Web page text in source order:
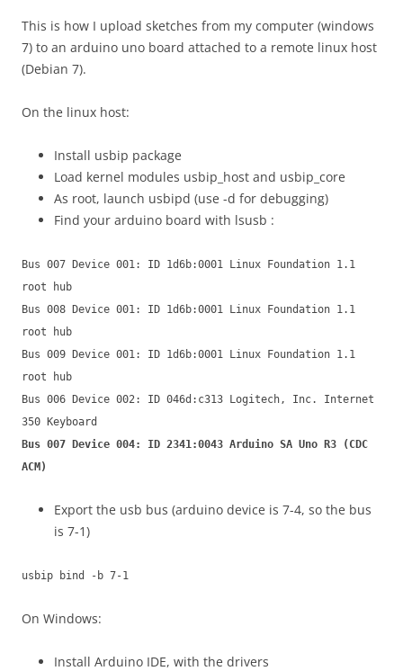
This is how I upload sketches from my computer (windows
7) to an arduino uno board attached to a remote linux host
(Debian 7).
On the linux host:
Install usbip package
Load kernel modules usbip_host and usbip_core
As root, launch usbipd (use -d for debugging)
Find your arduino board with lsusb :
Bus 007 Device 001: ID 1d6b:0001 Linux Foundation 1.1
root hub
Bus 008 Device 001: ID 1d6b:0001 Linux Foundation 1.1
root hub
Bus 009 Device 001: ID 1d6b:0001 Linux Foundation 1.1
root hub
Bus 006 Device 002: ID 046d:c313 Logitech, Inc. Internet
350 Keyboard
Bus 007 Device 004: ID 2341:0043 Arduino SA Uno R3 (CDC
ACM)
Export the usb bus (arduino device is 7-4, so the bus
is 7-1)
usbip bind -b 7-1
On Windows:
Install Arduino IDE, with the drivers